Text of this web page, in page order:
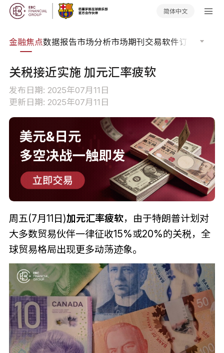
简体中文
金融焦点数据报告市场分析市场期刊交易软件订单流
关税接近实施 加元汇率疲软
发布日期: 2025年07月11日
更新日期: 2025年07月11日
周五(7月11日)加元汇率疲软，由于特朗普计划对
大多数贸易伙伴一律征收15%或20%的关税，全
球贸易格局出现更多动荡迹象。